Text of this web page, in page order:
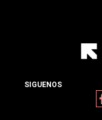
SIGUENOS